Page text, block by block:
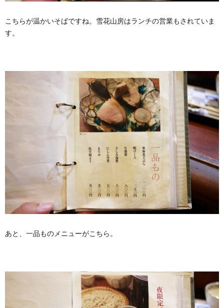
こちらが温かいそばですね。雪花山房はランチの営業もされていま
す。
あと、一品ものメニューがこちら。